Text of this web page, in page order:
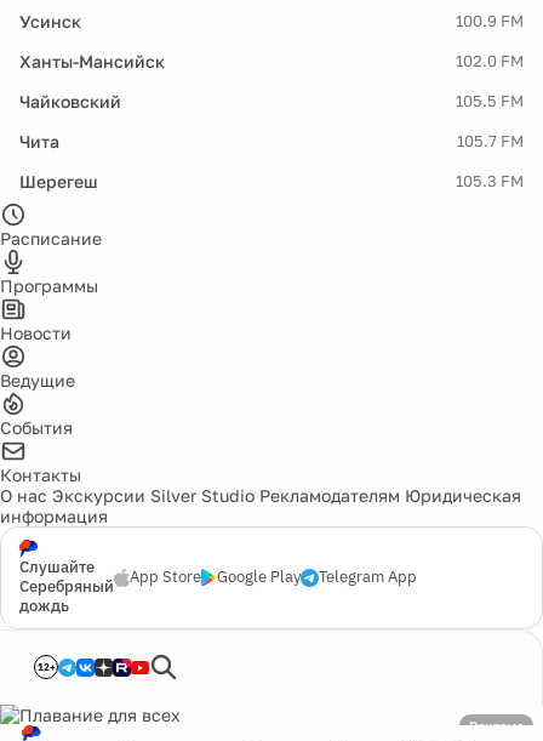
Усинск 100.9 FM
Ханты-Мансийск 102.0 FM
Чайковский 105.5 FM
Чита 105.7 FM
Шерегеш 105.3 FM
Расписание
Программы
Новости
Ведущие
События
Контакты
О нас Экскурсии Silver Studio Рекламодателям Юридическая
информация
Слушайте
Серебряный
дождь
App Store Google Play Telegram App
12+
Реклама